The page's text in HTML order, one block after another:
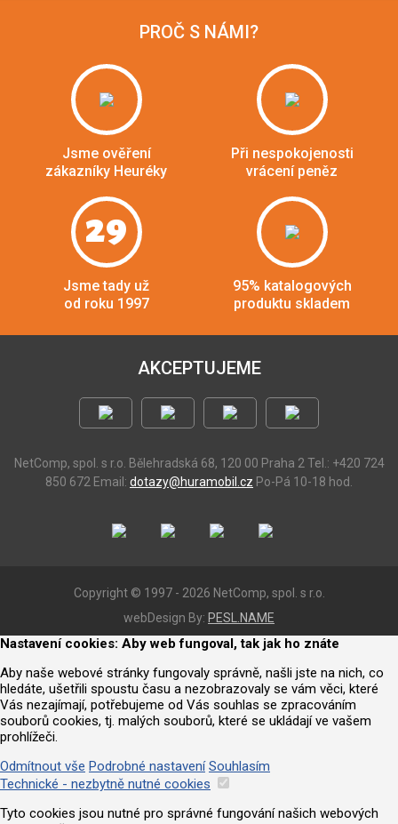
PROČ S NÁMI?
Jsme ověření
zákazníky Heuréky
Při nespokojenosti
vrácení peněz
29
Jsme tady už
od roku 1997
95% katalogových
produktu skladem
AKCEPTUJEME
NetComp, spol. s r.o. Bělehradská 68, 120 00 Praha 2 Tel.: +420 724
850 672 Email: dotazy@huramobil.cz Po-Pá 10-18 hod.
Copyright © 1997 - 2026 NetComp, spol. s r.o.
webDesign By: PESL.NAME
Nastavení cookies: Aby web fungoval, tak jak ho znáte
Aby naše webové stránky fungovaly správně, našli jste na nich, co
hledáte, ušetřili spoustu času a nezobrazovaly se vám věci, které
Vás nezajímají, potřebujeme od Vás souhlas se zpracováním
souborů cookies, tj. malých souborů, které se ukládají ve vašem
prohlížeči.
Odmítnout vše Podrobné nastavení Souhlasím
Technické - nezbytně nutné cookies
Tyto cookies jsou nutné pro správné fungování našich webových